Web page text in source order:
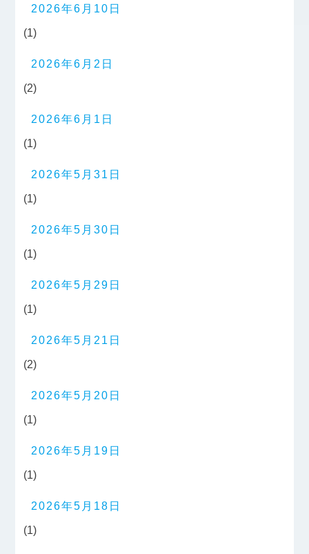
2026年6月10日
(1)
2026年6月2日
(2)
2026年6月1日
(1)
2026年5月31日
(1)
2026年5月30日
(1)
2026年5月29日
(1)
2026年5月21日
(2)
2026年5月20日
(1)
2026年5月19日
(1)
2026年5月18日
(1)